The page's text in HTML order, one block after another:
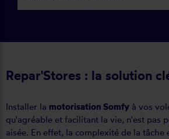
Repar'Stores : la solution
Installer la motorisation Somfy à vos
qu'agréable et facilitant la vie, n'est pas
aisée. En effet, la complexité de la